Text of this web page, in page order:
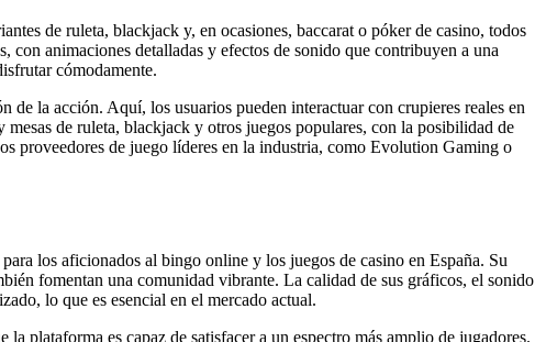
de ruleta, blackjack y, en ocasiones, baccarat o póker de casino, todos
animaciones detalladas y efectos de sonido que contribuyen a una
cómodamente.
la acción. Aquí, los usuarios pueden interactuar con crupieres reales en
de ruleta, blackjack y otros juegos populares, con la posibilidad de
proveedores de juego líderes en la industria, como Evolution Gaming o
los aficionados al bingo online y los juegos de casino en España. Su
fomentan una comunidad vibrante. La calidad de sus gráficos, el sonido
lo que es esencial en el mercado actual.
plataforma es capaz de satisfacer a un espectro más amplio de jugadores.